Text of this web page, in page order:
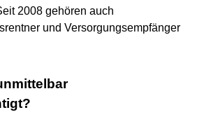
2008 gehören auch
und Versorgungsempfänger